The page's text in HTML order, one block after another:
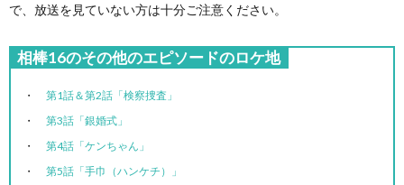
で、放送を見ていない方は十分ご注意ください。
相棒16のその他のエピソードのロケ地
第1話＆第2話「検察捜査」
第3話「銀婚式」
第4話「ケンちゃん」
第5話「手巾（ハンケチ）」